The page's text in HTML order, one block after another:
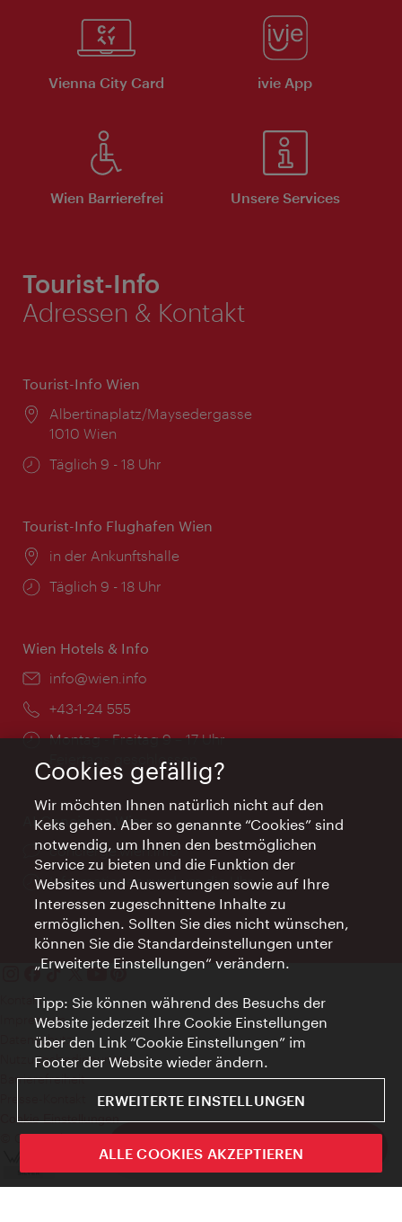
ivie - Die offizielle City Guide App
Vienna City Card ivie App
Wien Barrierefrei Unsere Services
Tourist-Info
Adressen & Kontakt
Tourist-Info Wien
Ort:
Albertinaplatz/Maysedergasse
1010 Wien
Öffnungszeiten:
Täglich 9 - 18 Uhr
Tourist-Info Flughafen Wien
Ort:
in der Ankunftshalle
Öffnungszeiten:
Täglich 9 - 18 Uhr
Wien Hotels & Info
Email:
info@wien.info
Telefon:
+43-1-24 555
Öffnungszeiten:
Montag - Freitag 9 – 17 Uhr
Feiertags geschlossen
AI Concierge Wien
Ort:
concierge.wien.info
Öffnungszeiten:
Informationen rund um die Uhr
Kontakt
Impressum
Datenschutz
Nutzungsbedingungen
Barrierefreiheit
Cookie Einstellungen
© Copyright WienTourismus
Cookies gefällig?
Wir möchten Ihnen natürlich nicht auf den
Keks gehen. Aber so genannte “Cookies” sind
notwendig, um Ihnen den bestmöglichen
Service zu bieten und die Funktion der
Websites und Auswertungen sowie auf Ihre
Interessen zugeschnittene Inhalte zu
ermöglichen. Sollten Sie dies nicht wünschen,
können Sie die Standardeinstellungen unter
„Erweiterte Einstellungen“ verändern.
Tipp: Sie können während des Besuchs der
Website jederzeit Ihre Cookie Einstellungen
über den Link “Cookie Einstellungen” im
Footer der Website wieder ändern.
ERWEITERTE EINSTELLUNGEN
ALLE COOKIES AKZEPTIEREN